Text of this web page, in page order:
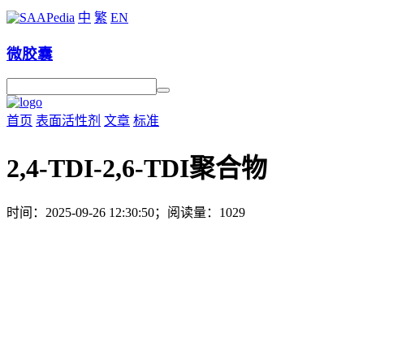
中 繁 EN
微胶囊
首页 表面活性剂 文章 标准
2,4-TDI-2,6-TDI聚合物
时间：2025-09-26 12:30:50；阅读量：1029